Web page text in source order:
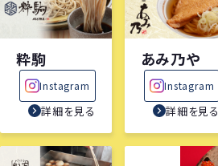
粋駒
Instagram
詳細を見る
あみ乃や
Instagram
詳細を見る